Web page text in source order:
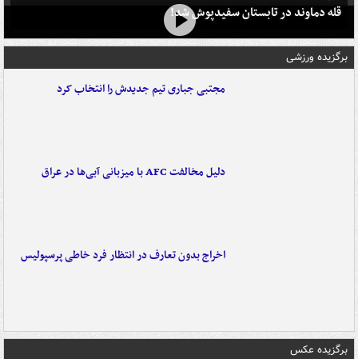
قله دماوند در تابستان سفیدپوش شد!
برگزیده ورزشی
مجتبی جباری تیم جدیدش را انتخاب کرد
دلیل مخالفت AFC با میزبانی آبی‌ها در عراق
اخراج بدون تعارف در انتظار فرد خاطی پرسپولیس
برگزیده عکس